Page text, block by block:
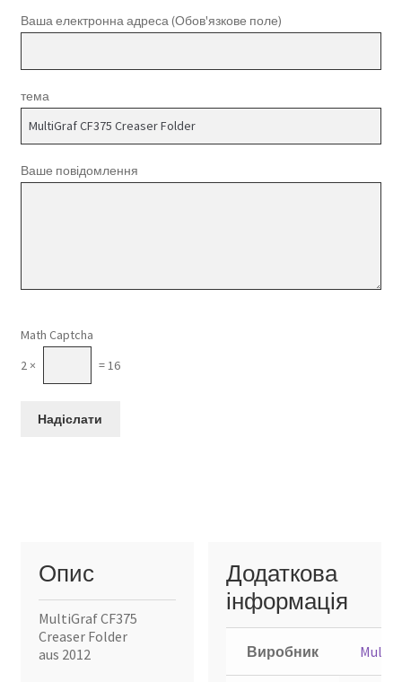
Ваша електронна адреса (Обов'язкове поле)
тема
Ваше повідомлення
Math Captcha
2 ×
= 16
Опис
MultiGraf CF375
Creaser Folder
aus 2012
Додаткова
інформація
Виробник